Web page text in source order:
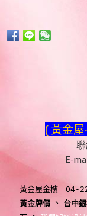
{ 黃金
E-
黃金屋金樓｜04-
黃金牌價 、 台中